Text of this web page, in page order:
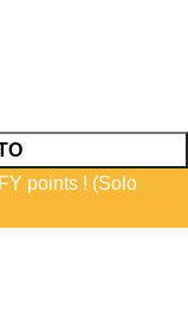
points ! (Solo